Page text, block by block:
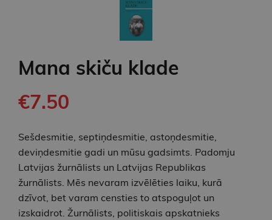
Mana skiču klade
€7.50
Sešdesmitie, septiņdesmitie, astoņdesmitie,
deviņdesmitie gadi un mūsu gadsimts. Padomju
Latvijas žurnālists un Latvijas Republikas
žurnālists. Mēs nevaram izvēlēties laiku, kurā
dzīvot, bet varam censties to atspoguļot un
izskaidrot. Žurnālists, politiskais apskatnieks